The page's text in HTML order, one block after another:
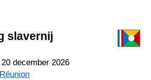
slavernij
december 2026
Réunion